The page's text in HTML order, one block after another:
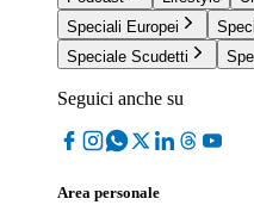
Speciali Europei
Speciale Scudetti
Seguici anche su
Area personale